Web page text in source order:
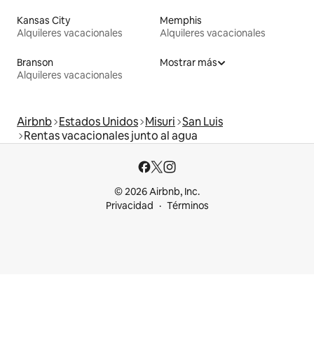
Kansas City
Alquileres vacacionales
Memphis
Alquileres vacacionales
Branson
Alquileres vacacionales
Mostrar más
Airbnb Estados Unidos Misuri San Luis
Rentas vacacionales junto al agua
© 2026 Airbnb, Inc.
Privacidad
Términos